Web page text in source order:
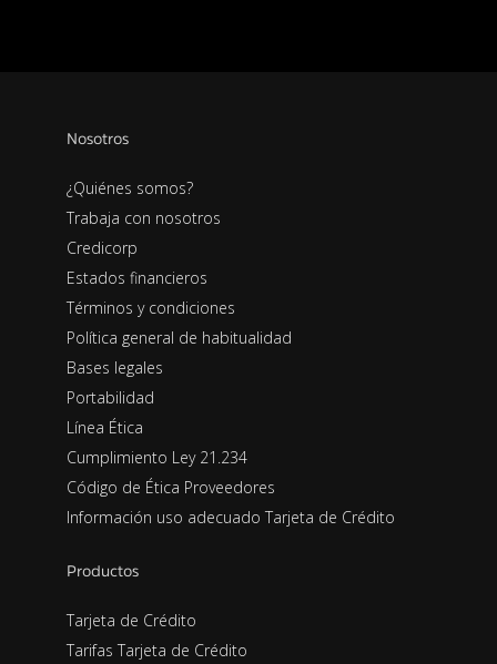
Nosotros
¿Quiénes somos?
Trabaja con nosotros
Credicorp
Estados financieros
Términos y condiciones
Política general de habitualidad
Bases legales
Portabilidad
Línea Ética
Cumplimiento Ley 21.234
Código de Ética Proveedores
Información uso adecuado Tarjeta de Crédito
Productos
Tarjeta de Crédito
Tarifas Tarjeta de Crédito